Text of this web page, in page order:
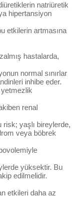
natriüretik
hipertansiyon
etkilerin artmasına
hastalarda,
normal sınırlar
inhibe eder.
yetmezlik
renal
risk; yaşlı bireylerde,
veya böbrek
yüksektir. Bu
edilmelidir.
etkileri daha az